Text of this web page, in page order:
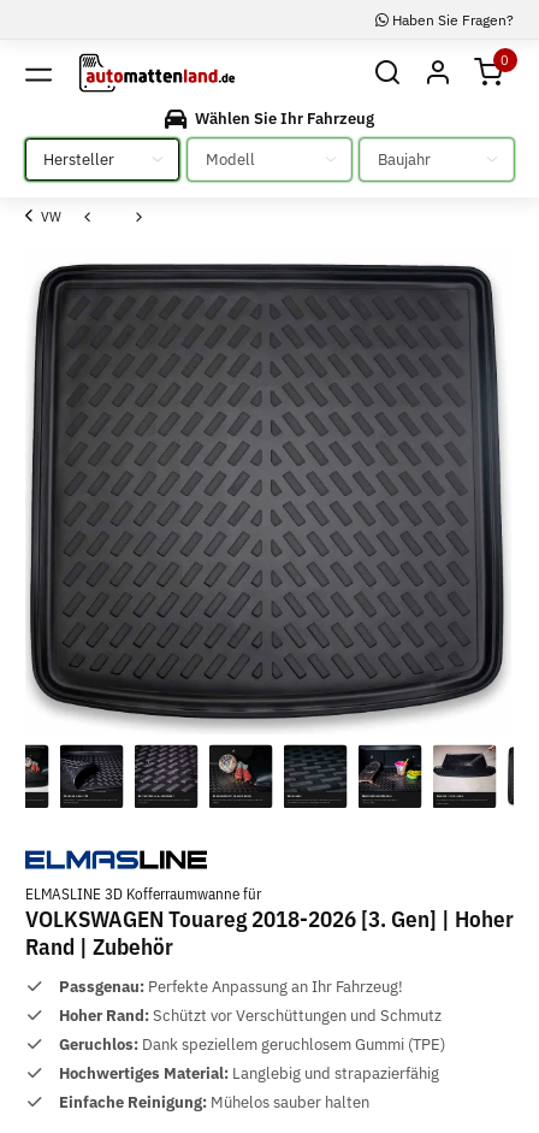
Haben Sie Fragen?
0
Wählen Sie Ihr Fahrzeug
Bitte auswählen
Bitte auswählen Bitte auswählen
VW
ELMASLINE 3D Kofferraumwanne für
VOLKSWAGEN Touareg 2018-2026 [3. Gen] | Hoher
Rand | Zubehör
Passgenau: Perfekte Anpassung an Ihr Fahrzeug!
Hoher Rand:Schützt vor Verschüttungen und Schmutz
Geruchlos: Dank speziellem geruchlosem Gummi (TPE)
Hochwertiges Material: Langlebig und strapazierfähig
Einfache Reinigung: Mühelos sauber halten